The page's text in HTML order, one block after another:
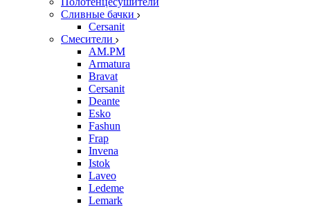
Сливные бачки
Cersanit
Смесители
AM.PM
Armatura
Bravat
Cersanit
Deante
Esko
Fashun
Frap
Invena
Istok
Laveo
Ledeme
Lemark